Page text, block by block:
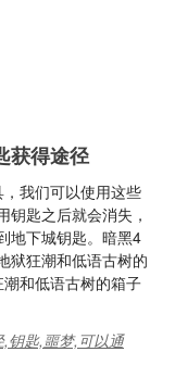
获得途径
我们可以使用这些
匙之后就会消失，
地下城钥匙。暗黑4
狱狂潮和低语古树的
和低语古树的箱子
钥匙,噩梦,可以通